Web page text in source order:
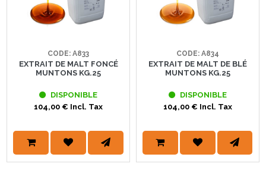
CODE: A833
EXTRAIT DE MALT FONCÉ
MUNTONS KG.25
DISPONIBLE
104,00 € Incl. Tax
CODE: A834
EXTRAIT DE MALT DE BLÉ
MUNTONS KG.25
DISPONIBLE
104,00 € Incl. Tax